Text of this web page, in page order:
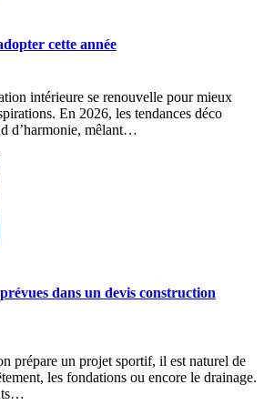
cette année
intérieure se renouvelle pour mieux
En 2026, les tendances déco
d’harmonie, mêlant…
dans un devis construction
prépare un projet sportif, il est naturel de
les fondations ou encore le drainage.